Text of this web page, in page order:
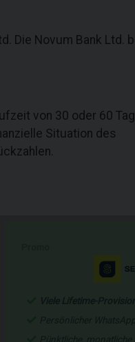
Die Novum Bank Ltd.
von 30 oder 60
Situation des